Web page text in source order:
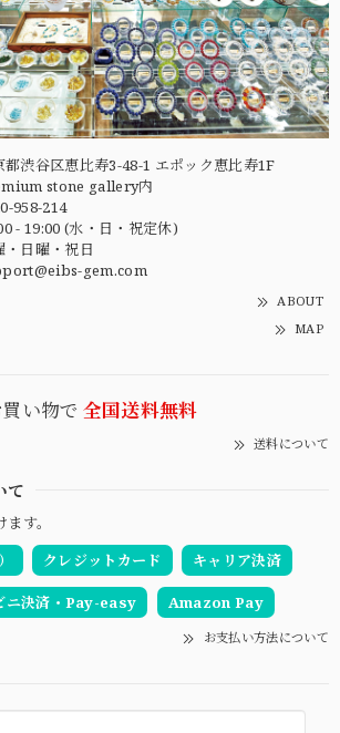
都渋谷区恵比寿3-48-1 エポック恵比寿1F
stone gallery内
958-214
- 19:00 (水・日・祝定休)
・日曜・祝日
gem.com
ABOUT
MAP
い物で 全国送料無料
送料について
て
す。
クレジットカード キャリア決済
ニ決済・Pay-easy Amazon Pay
お支払い方法について